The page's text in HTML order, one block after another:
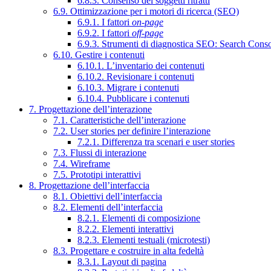
6.9. Ottimizzazione per i motori di ricerca (SEO)
6.9.1. I fattori on-page
6.9.2. I fattori off-page
6.9.3. Strumenti di diagnostica SEO: Search
6.10. Gestire i contenuti
6.10.1. L’inventario dei contenuti
6.10.2. Revisionare i contenuti
6.10.3. Migrare i contenuti
6.10.4. Pubblicare i contenuti
7. Progettazione dell’interazione
7.1. Caratteristiche dell’interazione
7.2. User stories per definire l’interazione
7.2.1. Differenza tra scenari e user stories
7.3. Flussi di interazione
7.4. Wireframe
7.5. Prototipi interattivi
8. Progettazione dell’interfaccia
8.1. Obiettivi dell’interfaccia
8.2. Elementi dell’interfaccia
8.2.1. Elementi di composizione
8.2.2. Elementi interattivi
8.2.3. Elementi testuali (microtesti)
8.3. Progettare e costruire in alta fedeltà
8.3.1. Layout di pagina